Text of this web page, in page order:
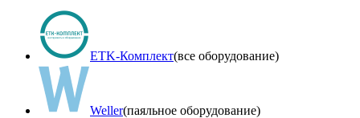
ETK-Комплект(все оборудование)
Weller(паяльное оборудование)